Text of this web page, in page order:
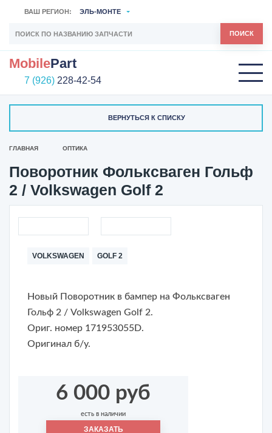
ВАШ РЕГИОН: ЭЛЬ-МОНТЕ
ПОИСК
MobilePart
7 (926) 228-42-54
ВЕРНУТЬСЯ К СПИСКУ
ГЛАВНАЯ ОПТИКА
Поворотник Фольксваген Гольф
2 / Volkswagen Golf 2
VOLKSWAGEN GOLF 2
Новый Поворотник в бампер на Фольксваген
Гольф 2 / Volkswagen Golf 2.
Ориг. номер 171953055D.
Оригинал б/у.
6 000 руб
есть в наличии
ЗАКАЗАТЬ